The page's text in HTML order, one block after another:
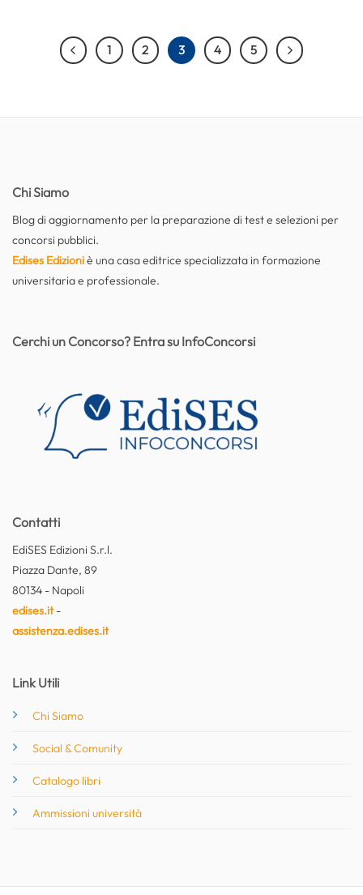
1 2 3 4 5
Chi Siamo
Blog di aggiornamento per la preparazione di test e selezioni per
concorsi pubblici.
Edises Edizioniè una casa editrice specializzata in formazione
universitaria e professionale.
Contatti
EdiSES Edizioni S.r.l.
Piazza Dante, 89
80134 - Napoli
edises.it-
assistenza.edises.it
Link Utili
Chi Siamo
Social & Comunity
Catalogo libri
Ammissioni università
Cerchi un Concorso? Entra su InfoConcorsi